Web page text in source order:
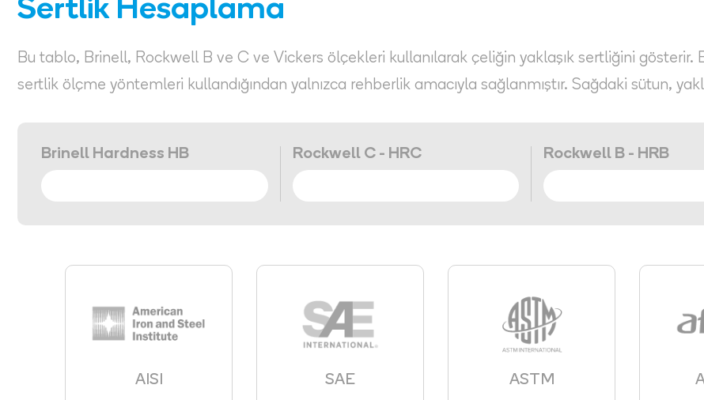
Sertlik Hesaplama
Bu tablo, Brinell, Rockwell B ve C ve Vickers ölçekleri kullanılarak çeliğin yaklaşık sertliğini gösterir.
sertlik ölçme yöntemleri kullandığından yalnızca rehberlik amacıyla sağlanmıştır. Sağdaki sütun,
Brinell Hardness HB Rockwell C - HRC Rockwell B - HRB
AISI SAE ASTM